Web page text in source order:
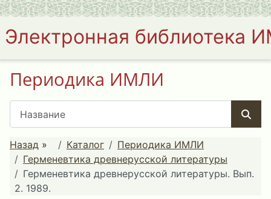
Электронная библиотека
Периодика ИМЛИ
Назад » Каталог
Периодика ИМЛИ
Герменевтика древнерусской литературы
Герменевтика древнерусской литературы. Вып.
2. 1989.